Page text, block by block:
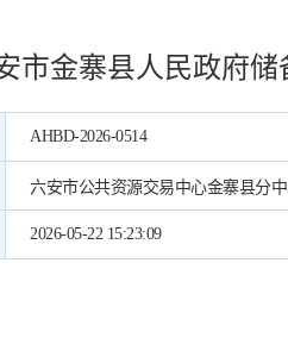
市金寨县人民政府
AHBD-2026-0514
六安市公共资源交易中心金寨县分
2026-05-22 15:23:09